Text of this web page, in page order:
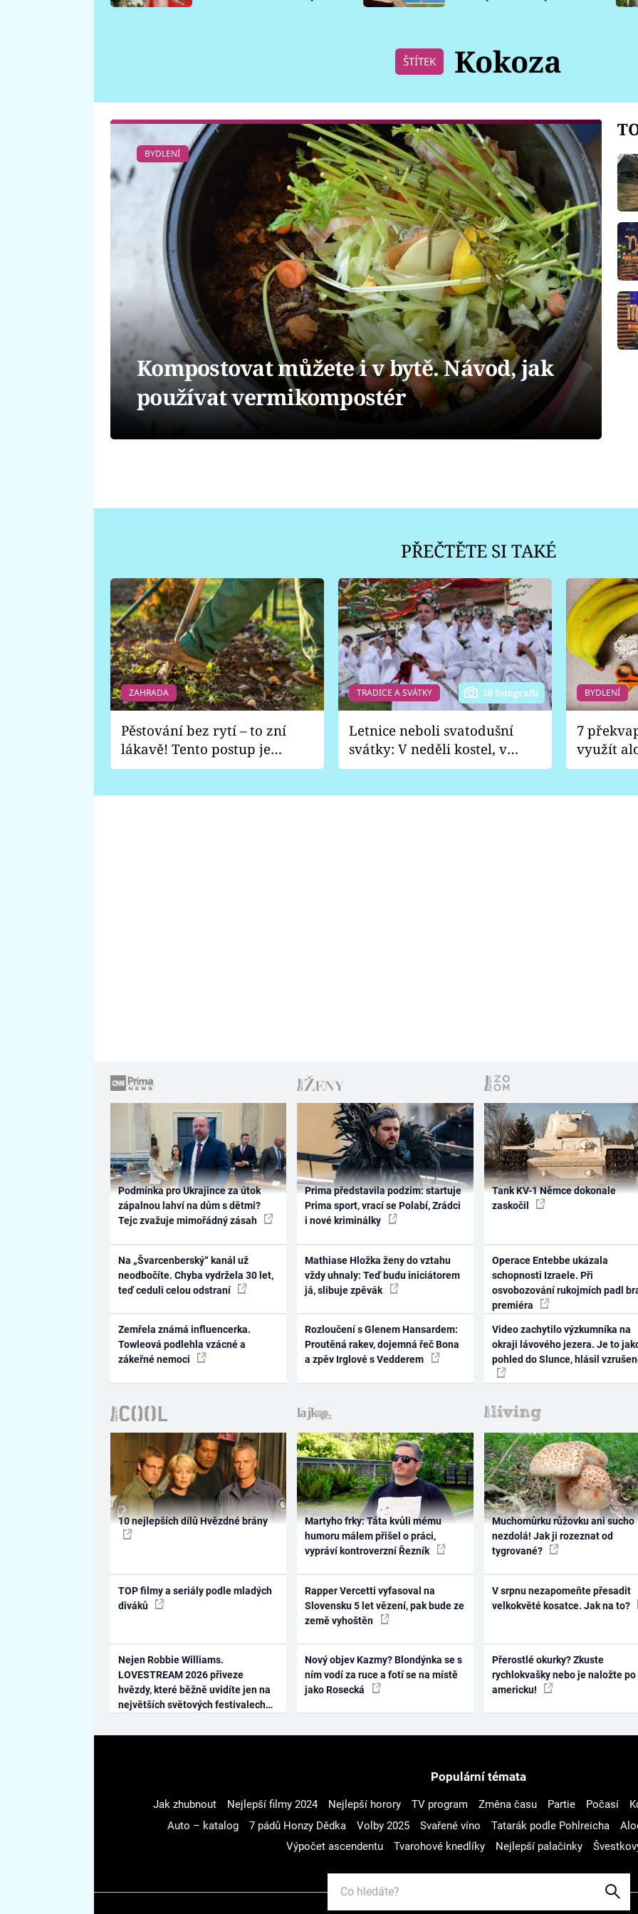
ŠTÍTEK Kokoza
BYDLENÍ
Kompostovat můžete i v bytě. Návod, jak
používat vermikompostér
PŘEČTĚTE SI TAKÉ
ZAHRADA
Pěstování bez rytí – to zní
lákavě! Tento postup je
vhodný jen pro některé
TRADICE A SVÁTKY 10 fotografií
Letnice neboli svatodušní
svátky: V neděli kostel, v
pondělí zábava
BYDLENÍ
7
využít
Podmínka pro Ukrajince za útok
zápalnou lahví na dům s dětmi?
Tejc zvažuje mimořádný zásah
Na „Švarcenberský“ kanál už
neodbočíte. Chyba vydržela 30 let,
teď ceduli celou odstraní
Zemřela známá influencerka.
Towleová podlehla vzácné a
zákeřné nemoci
Prima představila podzim: startuje
Prima sport, vrací se Polabí, Zrádci
i nové kriminálky
Mathiase Hložka ženy do vztahu
vždy uhnaly: Teď budu iniciátorem
já, slibuje zpěvák
Rozloučení s Glenem Hansardem:
Proutěná rakev, dojemná řeč Bona
a zpěv Irglové s Vedderem
Tank KV-1 Němce dokonale
zaskočil
Operace Entebbe ukázala
schopnosti Izraele. Při
osvobozování rukojmích padl
premiéra
Video zachytilo výzkumníka na
okraji lávového jezera. Je to
pohled do Slunce, hlásil
10 nejlepších dílů Hvězdné brány
TOP filmy a seriály podle mladých
diváků
Nejen Robbie Williams.
LOVESTREAM 2026 přiveze
hvězdy, které běžně uvidíte jen na
největších světových festivalech
Martyho frky: Táta kvůli mému
humoru málem přišel o práci,
vypráví kontroverzní Řezník
Rapper Vercetti vyfasoval na
Slovensku 5 let vězení, pak bude ze
země vyhoštěn
Nový objev Kazmy? Blondýnka se s
ním vodí za ruce a fotí se na místě
jako Rosecká
Muchomůrku růžovku ani sucho
nezdolá! Jak ji rozeznat od
tygrované?
V srpnu nezapomeňte přesadit
velkokvěté kosatce. Jak na to?
Přerostlé okurky? Zkuste
rychlokvašky nebo je naložte po
americku!
Populární témata
Jak zhubnout Nejlepší filmy 2024 Nejlepší horory TV program Změna času Partie Počasí
Auto – katalog
7 pádů Honzy Dědka Volby 2025 Svařené víno Tatarák podle Pohlreicha
Výpočet ascendentu
Tvarohové knedlíky Nejlepší palačinky